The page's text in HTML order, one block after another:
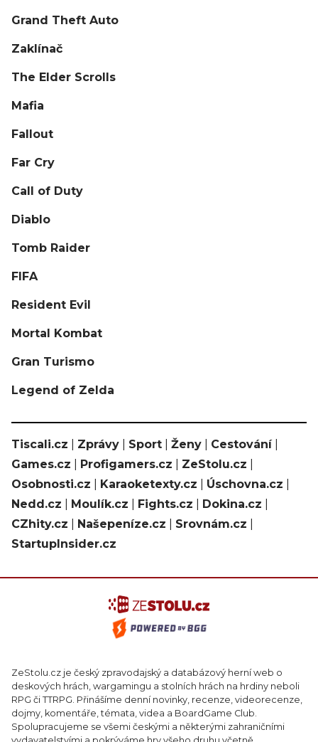
Grand Theft Auto
Zaklínač
The Elder Scrolls
Mafia
Fallout
Far Cry
Call of Duty
Diablo
Tomb Raider
FIFA
Resident Evil
Mortal Kombat
Gran Turismo
Legend of Zelda
Tiscali.cz Zprávy Sport Ženy Cestování|
Games.cz
Profigamers.cz ZeStolu.cz
Osobnosti.cz
Karaoketexty.cz Úschovna.cz
Nedd.cz
Moulík.cz Fights.cz Dokina.cz
CZhity.cz
Našepeníze.cz Srovnám.cz
StartupInsider.cz
ZeStolu.cz je český zpravodajský a databázový herní web o
deskových hrách, wargamingu a stolních hrách na hrdiny neboli
RPG či TTRPG. Přinášíme denní novinky, recenze, videorecenze,
dojmy, komentáře, témata, videa a BoardGame Club.
Spolupracujeme se všemi českými a některými zahraničními